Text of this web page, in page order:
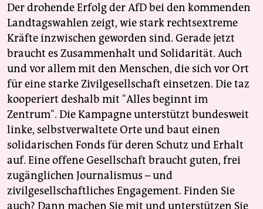
Der drohende Erfolg der AfD bei den kommenden
Landtagswahlen zeigt, wie stark rechtsextreme
Kräfte inzwischen geworden sind. Gerade jetzt
braucht es Zusammenhalt und Solidarität. Auch
und vor allem mit den Menschen, die sich vor Ort
für eine starke Zivilgesellschaft einsetzen. Die taz
kooperiert deshalb mit "Alles beginnt im
Zentrum". Die Kampagne unterstützt bundesweit
linke, selbstverwaltete Orte und baut einen
solidarischen Fonds für deren Schutz und Erhalt
auf. Eine offene Gesellschaft braucht guten, frei
zugänglichen Journalismus – und
zivilgesellschaftliches Engagement. Finden Sie
auch? Dann machen Sie mit und unterstützen Sie